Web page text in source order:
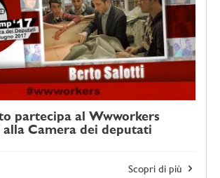
partecipa al Wwworkers
alla Camera dei deputati
Scopri di più